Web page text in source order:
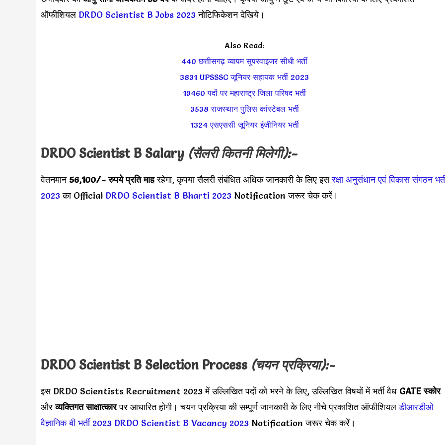
ऑफीशियल DRDO Scientist B Jobs 2023नोटिफिकेशन देखिये।
Also Read:
440 छत्तीसगढ़ व्यापम सुपरवाइजर सीधी भर्ती
3831 UPSSSC जूनियर सहायक भर्ती 2023
19460 पदों पर महाराष्ट्र जिला परिषद भर्ती
3538 राजस्थान पुलिस कांस्टेबल भर्ती
1324 एसएससी जूनियर इंजीनियर भर्ती
DRDO Scientist B Salary (सैलरी कितनी मिलेगी):-
वेतनमान 56,100/- रुपये प्रति माहरहेगा, कृपया सैलरी संबंधित अधिक जानकारी के लिए इसरक्षा अनुसंधान एवं विकास संगठन
2023का Official DRDO Scientist B Bharti 2023 Notification जरूर चेक करें।
DRDO Scientist B Selection Process (चयन प्रक्रिया):-
इस DRDO Scientists Recruitment 2023 में उल्लिखित पदों को भरने के लिए, उल्लिखित विषयों में भर्ती वैध GATE स्कोर
औरव्यक्तिगत साक्षात्कारपर आधारित होगी। चयन प्रक्रिया की सम्पूर्ण जानकारी के लिए नीचे प्रकाशित ऑफीशियलडीआरडीओ
वैज्ञानिक बी भर्ती 2023 DRDO Scientist B Vacancy 2023 Notification जरूर चेक करें।